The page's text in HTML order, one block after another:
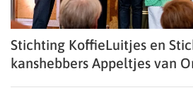
Stichting KoffieLuitjes en
kanshebbers Appeltjes van